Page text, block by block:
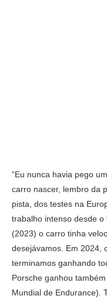
“Eu nunca havia pego
carro nascer, lembro da
pista, dos testes na
trabalho intenso desde
(2023) o carro tinha
desejávamos. Em 2024,
terminamos ganhando
Porsche ganhou
Mundial de Endurance).